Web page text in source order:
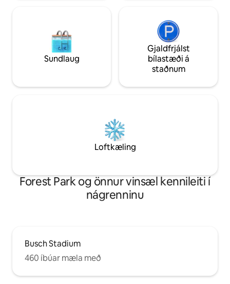
Sundlaug
Gjaldfrjálst
bílastæði á
staðnum
Loftkæling
Forest Park og önnur vinsæl kennileiti í
nágrenninu
Busch Stadium
460 íbúar mæla með